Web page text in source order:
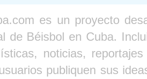
es un proyecto
de Béisbol en Cuba.
noticias,
publiquen sus